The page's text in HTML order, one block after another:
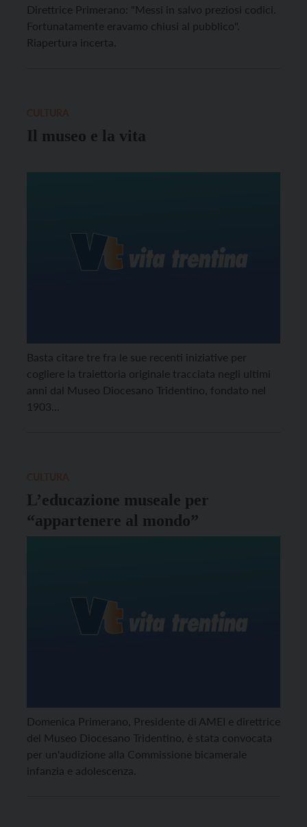
Direttrice Primerano: "Messi in salvo preziosi codici.
Fortunatamente eravamo chiusi al pubblico".
Riapertura incerta.
Il museo e la vita
Basta citare tre fra le sue recenti iniziative per
cogliere la traiettoria originale tracciata negli ultimi
anni dal Museo Diocesano Tridentino, fondato nel
1903...
L’educazione museale per
“appartenere al mondo”
Domenica Primerano, Presidente di AMEI e direttrice
del Museo Diocesano Tridentino, è stata convocata
per un'audizione alla Commissione bicamerale
infanzia e adolescenza.